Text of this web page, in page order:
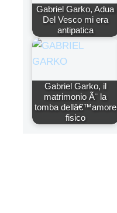
Gabriel Garko, Adua
Del Vesco mi era
antipatica
Gabriel Garko, il
matrimonio Ã¨ la
tomba dellâ€™amore
fisico